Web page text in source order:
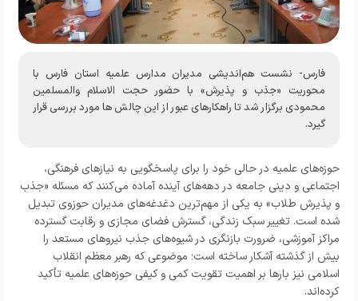
فارس- نشست هم‌اندیشی مدیران مدارس علمیه استان فارس با
محوریت «جذب و پذیرش» با حضور حجت الاسلام والمسلمین
محمودی برگزار شد تا راهکارهای عبور از این چالش ها مورد بررسی قرار
گیرد.
حوزه‌های علمیه در حالی خود را برای پاسخگویی به نیازهای فرهنگی،
اجتماعی و دینی جامعه در دهه‌های آینده آماده می‌کنند که مسئله «جذب
و پذیرش طلاب» به یکی از مهم‌ترین دغدغه‌های مدیران حوزوی تبدیل
شده است. تغییر سبک زندگی، گسترش فضای مجازی و رقابت گسترده
مراکز آموزشی، ضرورت بازنگری در شیوه‌های جذب نیروهای مستعد را
بیش از گذشته آشکار ساخته است؛ موضوعی که رهبر معظم انقلاب
اسلامی نیز بارها بر اهمیت تقویت کمی و کیفی حوزه‌های علمیه تأکید
کرده‌اند.